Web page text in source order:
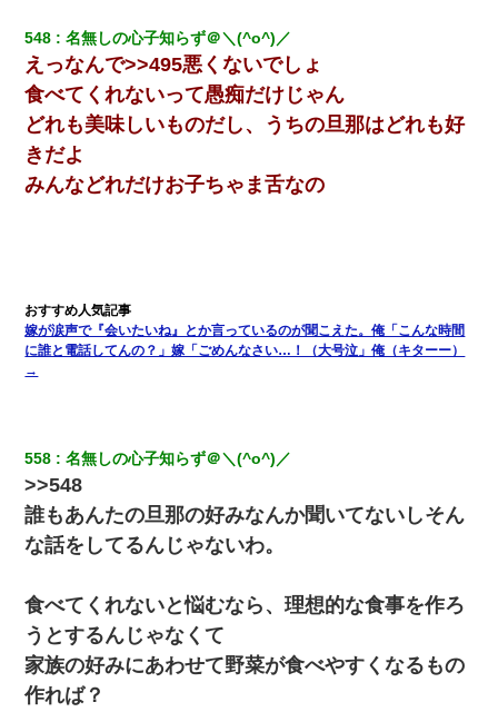
548 名無しの心子知らず＠＼(^o^)／
えっなんで>>495悪くないでしょ
食べてくれないって愚痴だけじゃん
どれも美味しいものだし、うちの旦那はどれも好
きだよ
みんなどれだけお子ちゃま舌なの
嫁が涙声で『会いたいね』とか言っているのが聞こえた。俺「こんな時間
に誰と電話してんの？」嫁「ごめんなさい…！（大号泣」俺（キターー）
→
558 名無しの心子知らず＠＼(^o^)／
>>548
誰もあんたの旦那の好みなんか聞いてないしそん
な話をしてるんじゃないわ。
食べてくれないと悩むなら、理想的な食事を作ろ
うとするんじゃなくて
家族の好みにあわせて野菜が食べやすくなるもの
作れば？